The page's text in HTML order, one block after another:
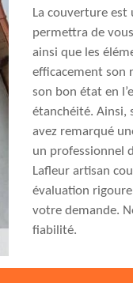
La couverture est
permettra de
ainsi que les
efficacement son
son bon état en
étanchéité. Ainsi,
avez remarqué
un professionnel
Lafleur artisan
évaluation
votre demande.
fiabilité.